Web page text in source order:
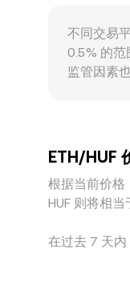
不同交易
0.5% 的范
监管因素
ETH/HUF
根据当前价格
HUF 则将相
在过去 7 天